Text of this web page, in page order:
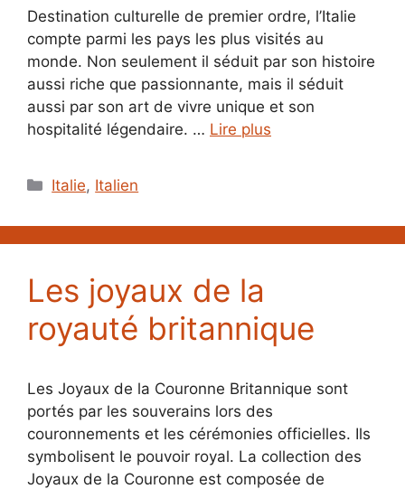
Destination culturelle de premier ordre, l’Italie
compte parmi les pays les plus visités au
monde. Non seulement il séduit par son histoire
aussi riche que passionnante, mais il séduit
aussi par son art de vivre unique et son
hospitalité légendaire. … Lire plus
Catégories
Italie, Italien
Les joyaux de la
royauté britannique
Les Joyaux de la Couronne Britannique sont
portés par les souverains lors des
couronnements et les cérémonies officielles. Ils
symbolisent le pouvoir royal. La collection des
Joyaux de la Couronne est composée de